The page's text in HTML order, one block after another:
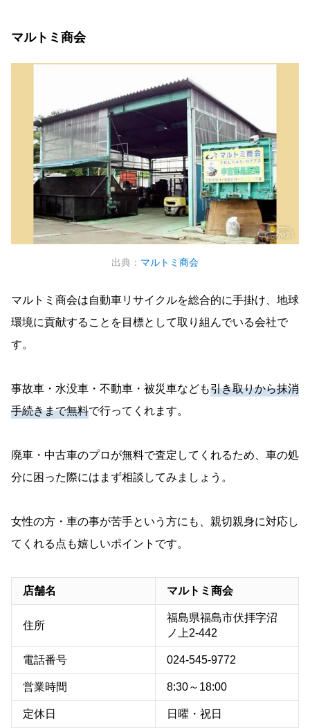
マルトミ商会
出典： マルトミ商会
マルトミ商会は自動車リサイクルを総合的に手掛け、地球
環境に貢献することを目標として取り組んでいる会社で
す。
事故車・水没車・不動車・被災車なども引き取りから抹消
手続きまで無料で行ってくれます。
廃車・中古車のプロが無料で査定してくれるため、車の処
分に困った際にはまず相談してみましょう。
女性の方・車の事が苦手という方にも、親切親身に対応し
てくれる点も嬉しいポイントです。
店舗名 マルトミ商会
住所
福島県福島市伏拝字沼
ノ上2-442
電話番号 024-545-9772
営業時間 8:30～18:00
定休日 日曜・祝日